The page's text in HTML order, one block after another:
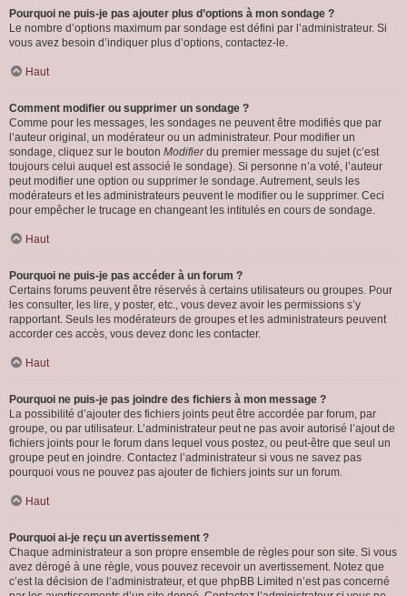
Pourquoi ne puis-je pas ajouter plus d’options à mon sondage ?
Le nombre d’options maximum par sondage est défini par l’administrateur. Si
vous avez besoin d’indiquer plus d’options, contactez-le.
Haut
Comment modifier ou supprimer un sondage ?
Comme pour les messages, les sondages ne peuvent être modifiés que par
l’auteur original, un modérateur ou un administrateur. Pour modifier un
sondage, cliquez sur le bouton Modifierdu premier message du sujet (c’est
toujours celui auquel est associé le sondage). Si personne n’a voté, l’auteur
peut modifier une option ou supprimer le sondage. Autrement, seuls les
modérateurs et les administrateurs peuvent le modifier ou le supprimer. Ceci
pour empêcher le trucage en changeant les intitulés en cours de sondage.
Haut
Pourquoi ne puis-je pas accéder à un forum ?
Certains forums peuvent être réservés à certains utilisateurs ou groupes. Pour
les consulter, les lire, y poster, etc., vous devez avoir les permissions s’y
rapportant. Seuls les modérateurs de groupes et les administrateurs peuvent
accorder ces accès, vous devez donc les contacter.
Haut
Pourquoi ne puis-je pas joindre des fichiers à mon message ?
La possibilité d’ajouter des fichiers joints peut être accordée par forum, par
groupe, ou par utilisateur. L’administrateur peut ne pas avoir autorisé l’ajout de
fichiers joints pour le forum dans lequel vous postez, ou peut-être que seul un
groupe peut en joindre. Contactez l’administrateur si vous ne savez pas
pourquoi vous ne pouvez pas ajouter de fichiers joints sur un forum.
Haut
Pourquoi ai-je reçu un avertissement ?
Chaque administrateur a son propre ensemble de règles pour son site. Si vous
avez dérogé à une règle, vous pouvez recevoir un avertissement. Notez que
c’est la décision de l’administrateur, et que phpBB Limited n’est pas concerné